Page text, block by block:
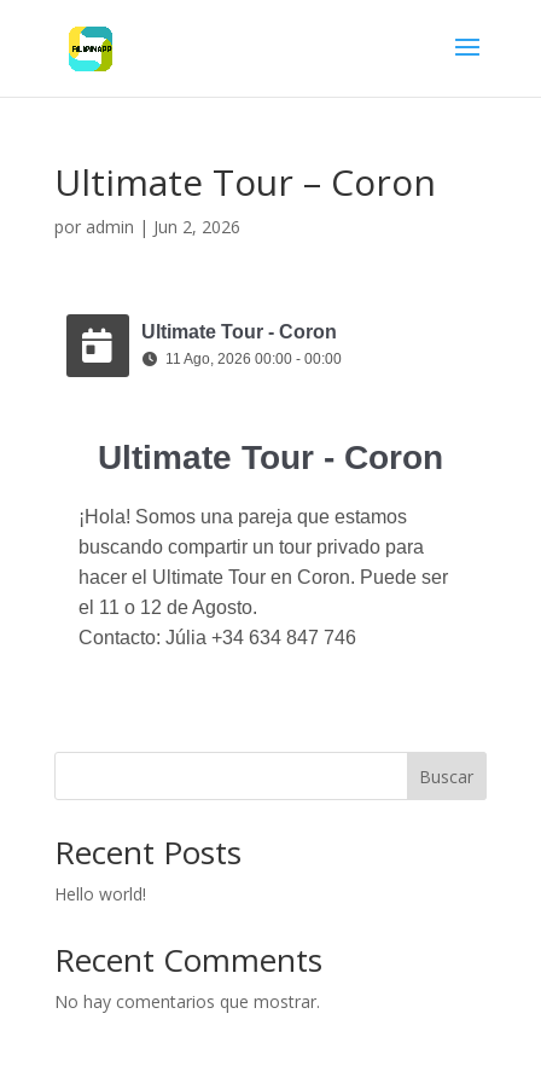
Ultimate Tour – Coron
por admin | Jun 2, 2026
Ultimate Tour - Coron
11 Ago, 2026 00:00 - 00:00
Ultimate Tour - Coron
¡Hola! Somos una pareja que estamos
buscando compartir un tour privado para
hacer el Ultimate Tour en Coron. Puede ser
el 11 o 12 de Agosto.
Contacto: Júlia +34 634 847 746
Buscar
Recent Posts
Hello world!
Recent Comments
No hay comentarios que mostrar.